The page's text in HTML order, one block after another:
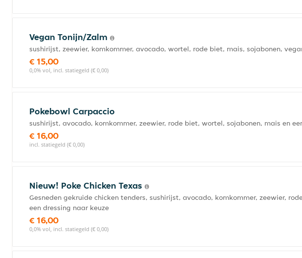
Vegan Tonijn/Zalm
sushirijst, zeewier, komkommer, avocado, wortel, rode biet, mais, sojabonen,
€ 15,00
0,0% vol, incl. statiegeld (€ 0,00)
Pokebowl Carpaccio
sushirijst, avocado, komkommer, zeewier, rode biet, wortel, sojabonen, mais en
€ 16,00
incl. statiegeld (€ 0,00)
Nieuw! Poke Chicken Texas
Gesneden gekruide chicken tenders, sushirijst, avocado, komkommer, zeewier,
een dressing naar keuze
€ 16,00
0,0% vol, incl. statiegeld (€ 0,00)